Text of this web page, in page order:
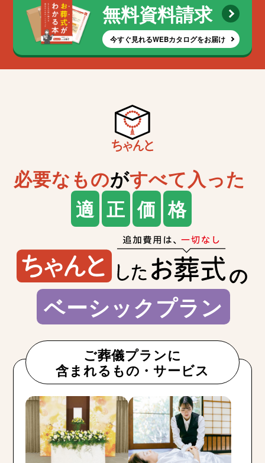
無料資料請求
今すぐ見れるWEBカタログをお届け
必要なものがすべて入った
適 正 価 格
の
ベーシックプラン
ご葬儀プランに
含まれるもの・サービス